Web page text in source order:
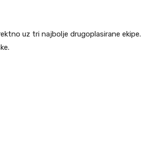
uz tri najbolje drugoplasirane ekipe.